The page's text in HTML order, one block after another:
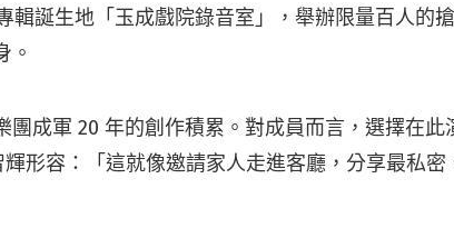
輯誕生地「玉成戲院錄音室」，舉辦限量百人的
。
團成軍 20 年的創作積累。對成員而言，選擇在此
形容：「這就像邀請家人走進客廳，分享最私密